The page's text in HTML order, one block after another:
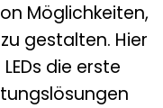
Möglichkeiten,
gestalten. Hier
die erste